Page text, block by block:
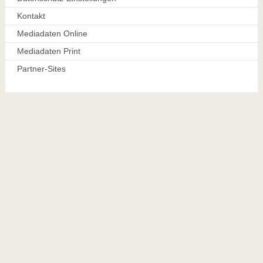
Kontakt
Mediadaten Online
Mediadaten Print
Partner-Sites